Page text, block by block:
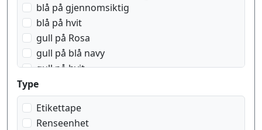
blå på gjennomsiktig
blå på hvit
gull på Rosa
gull på blå navy
gull på hvit
gull på rød wein
hvit på blå
hvit på gjennomsiktig
Type
Etikettape
Renseenhet